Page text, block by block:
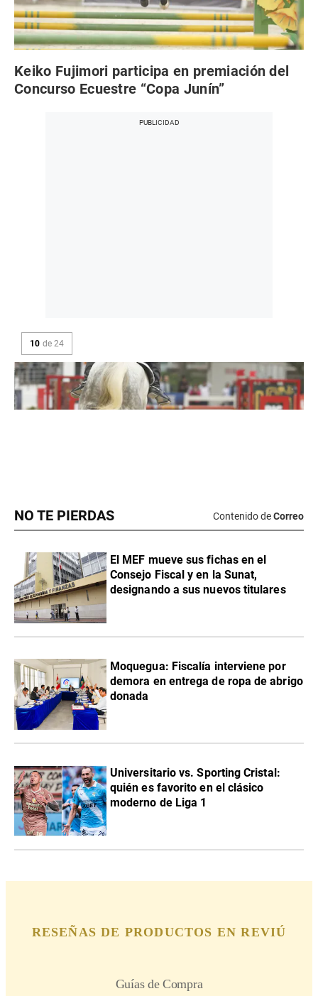
NO TE PIERDAS Contenido deCorreo
El MEF mueve sus fichas en el
Consejo Fiscal y en la Sunat,
designando a sus nuevos titulares
Moquegua: Fiscalía interviene por
demora en entrega de ropa de abrigo
donada
Universitario vs. Sporting Cristal:
quién es favorito en el clásico
moderno de Liga 1